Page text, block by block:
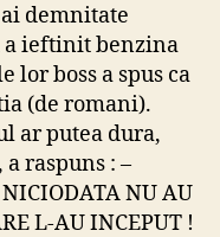
urile
de
ai demnitate
a ieftinit benzina
lor boss a spus ca
(de romani).
ar putea dura,
raspuns : –
NU AU
L-AU INCEPUT !